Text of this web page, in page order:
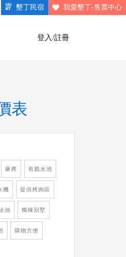
墾丁民宿 我愛墾丁-售票中心
登入/註冊
表
月
27
四
空
8月
28
五
空
8月
29
六
滿
麻將 有戲水池
機 提供烤肉區
池 獨棟別墅
購物方便